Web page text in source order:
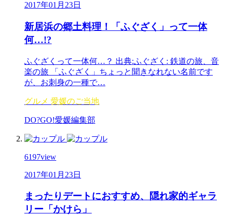
2017年01月23日
新居浜の郷土料理！「ふぐざく」って一体
何…!?
ふぐざくって一体何…？ 出典:ふぐざく: 鉄道の旅、音
楽の旅 「ふぐざく」ちょっと聞きなれない名前です
が、お刺身の一種で…
グルメ 愛媛のご当地
DO?GO!愛媛編集部
6197view
2017年01月23日
まったりデートにおすすめ、隠れ家的ギャラ
リー「かけら」